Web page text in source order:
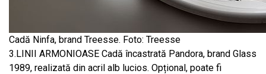
Cadă Ninfa, brand Treesse. Foto: Treesse
3.LINII ARMONIOASE Cadă încastrată Pandora, brand Glass
1989, realizată din acril alb lucios. Opțional, poate fi